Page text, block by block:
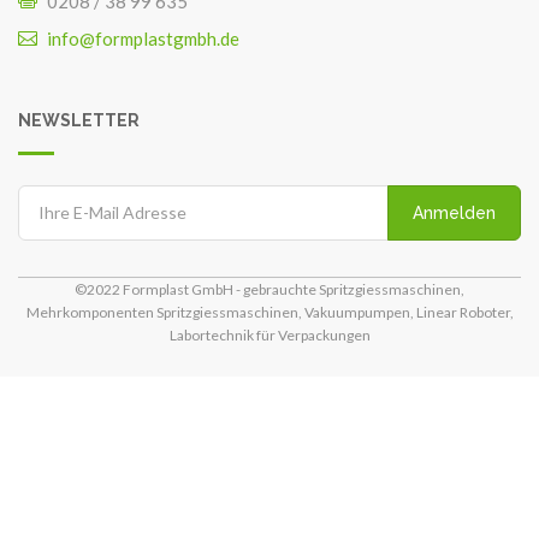
info@formplastgmbh.de
NEWSLETTER
Anmelden
©2022 Formplast GmbH - gebrauchte Spritzgiessmaschinen,
Mehrkomponenten Spritzgiessmaschinen, Vakuumpumpen, Linear Roboter,
Labortechnik für Verpackungen